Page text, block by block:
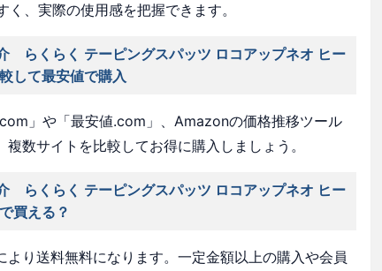
、実際の使用感を把握できます。
らくらく テーピングスパッツ ロコアップネオ ヒー
して最安値で購入
」や「最安値.com」、Amazonの価格推移ツール
複数サイトを比較してお得に購入しましょう。
らくらく テーピングスパッツ ロコアップネオ ヒー
買える？
り送料無料になります。一定金額以上の購入や会員